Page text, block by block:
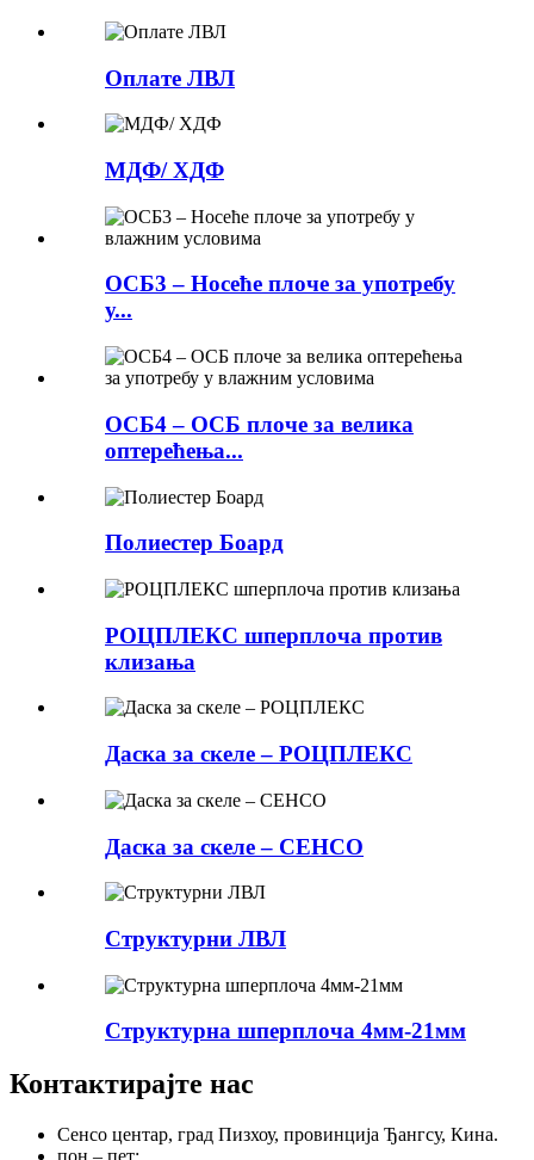
Оплате ЛВЛ
МДФ/ ХДФ
ОСБ3 – Носеће плоче за употребу
у...
ОСБ4 – ОСБ плоче за велика
оптерећења...
Полиестер Боард
РОЦПЛЕКС шперплоча против
клизања
Даска за скеле – РОЦПЛЕКС
Даска за скеле – СЕНСО
Структурни ЛВЛ
Структурна шперплоча 4мм-21мм
Контактирајте нас
Сенсо центар, град Пизхоу, провинција Ђангсу, Кина.